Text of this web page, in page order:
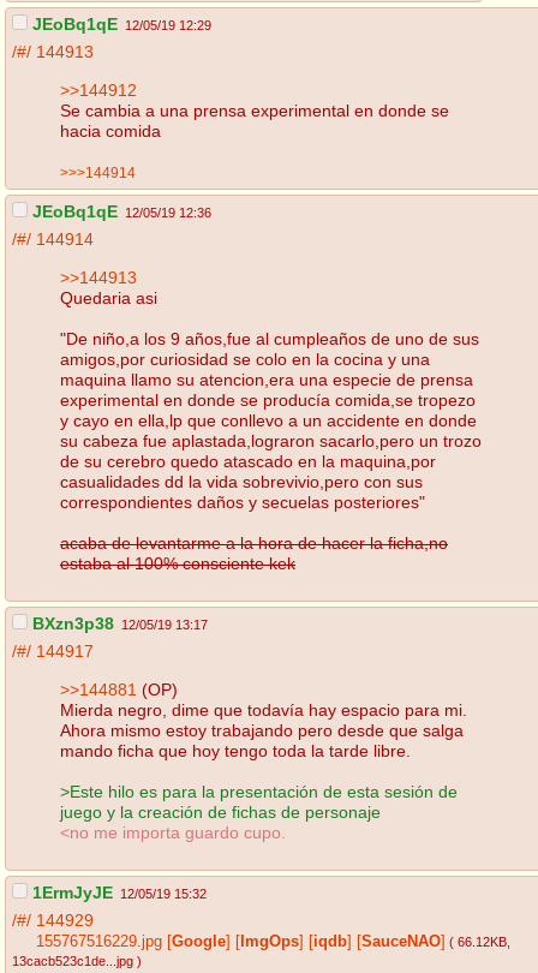
JEoBq1qE 12/05/19 12:29
/#/ 144913
>>144912
Se cambia a una prensa experimental en donde se
hacia comida
>>>144914
JEoBq1qE 12/05/19 12:36
/#/ 144914
>>144913
Quedaria asi
"De niño,a los 9 años,fue al cumpleaños de uno de sus
amigos,por curiosidad se colo en la cocina y una
maquina llamo su atencion,era una especie de prensa
experimental en donde se producía comida,se tropezo
y cayo en ella,lp que conllevo a un accidente en donde
su cabeza fue aplastada,lograron sacarlo,pero un trozo
de su cerebro quedo atascado en la maquina,por
casualidades dd la vida sobrevivio,pero con sus
correspondientes daños y secuelas posteriores"
acaba de levantarme a la hora de hacer la ficha,no
estaba al 100% consciente kek
BXzn3p38 12/05/19 13:17
/#/ 144917
>>144881 (OP)
Mierda negro, dime que todavía hay espacio para mi.
Ahora mismo estoy trabajando pero desde que salga
mando ficha que hoy tengo toda la tarde libre.
>Este hilo es para la presentación de esta sesión de
juego y la creación de fichas de personaje
<no me importa guardo cupo.
1ErmJyJE 12/05/19 15:32
/#/ 144929
155767516229.jpg Google ImgOps iqdb SauceNAO ( 66.12KB
13cacb523c1de...jpg )